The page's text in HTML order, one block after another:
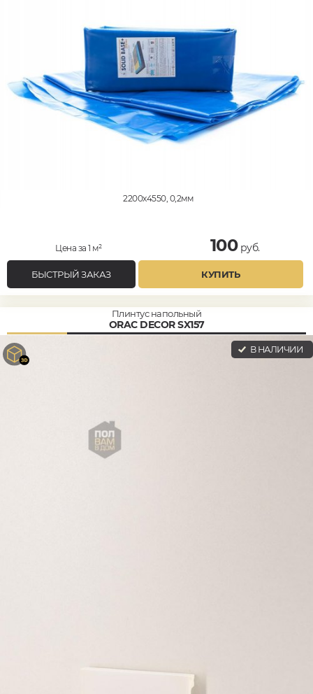
2200x4550, 0,2мм
Цена за 1 м² 100руб.
БЫСТРЫЙ ЗАКАЗ КУПИТЬ
Плинтус напольный
ORAC DECOR SX157
В НАЛИЧИИ